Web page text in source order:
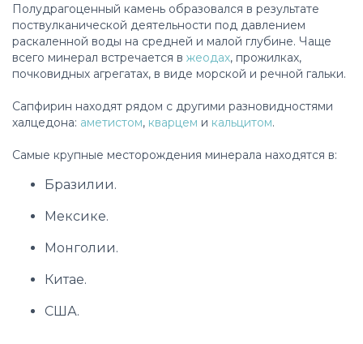
Полудрагоценный камень образовался в результате
поствулканической деятельности под давлением
раскаленной воды на средней и малой глубине. Чаще
всего минерал встречается в жеодах, прожилках,
почковидных агрегатах, в виде морской и речной гальки.
Сапфирин находят рядом с другими разновидностями
халцедона: аметистом, кварцем и кальцитом.
Самые крупные месторождения минерала находятся в:
Бразилии.
Мексике.
Монголии.
Китае.
США.